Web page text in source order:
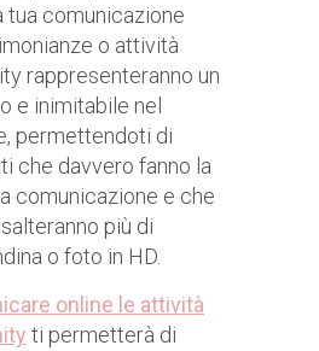
tua comunicazione
o attività
rappresenteranno un
e inimitabile nel
permettendoti di
che davvero fanno la
comunicazione e che
più di
o foto in HD.
online le attività
ti permetterà di